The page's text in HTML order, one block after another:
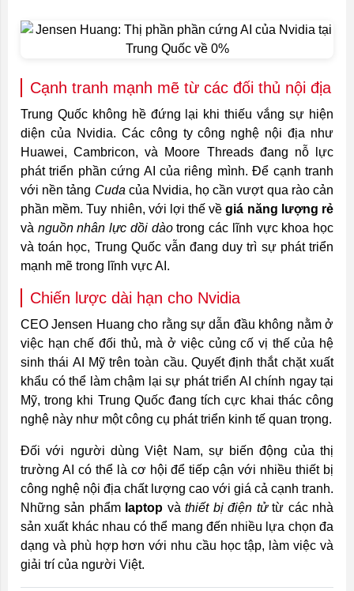
Cạnh tranh mạnh mẽ từ các đối thủ nội địa
Trung Quốc không hề đứng lại khi thiếu vắng sự hiện
diện của Nvidia. Các công ty công nghệ nội địa như
Huawei, Cambricon, và Moore Threads đang nỗ lực
phát triển phần cứng AI của riêng mình. Để cạnh tranh
với nền tảng Cuda của Nvidia, họ cần vượt qua rào cản
phần mềm. Tuy nhiên, với lợi thế vềgiá năng lượng rẻ
và nguồn nhân lực dồi dàotrong các lĩnh vực khoa học
và toán học, Trung Quốc vẫn đang duy trì sự phát triển
mạnh mẽ trong lĩnh vực AI.
Chiến lược dài hạn cho Nvidia
CEO Jensen Huang cho rằng sự dẫn đầu không nằm ở
việc hạn chế đối thủ, mà ở việc củng cố vị thế của hệ
sinh thái AI Mỹ trên toàn cầu. Quyết định thắt chặt xuất
khẩu có thể làm chậm lại sự phát triển AI chính ngay tại
Mỹ, trong khi Trung Quốc đang tích cực khai thác công
nghệ này như một công cụ phát triển kinh tế quan trọng.
Đối với người dùng Việt Nam, sự biến động của thị
trường AI có thể là cơ hội để tiếp cận với nhiều thiết bị
công nghệ nội địa chất lượng cao với giá cả cạnh tranh.
Những sản phẩm laptop vàthiết bị điện tửtừ các nhà
sản xuất khác nhau có thể mang đến nhiều lựa chọn đa
dạng và phù hợp hơn với nhu cầu học tập, làm việc và
giải trí của người Việt.